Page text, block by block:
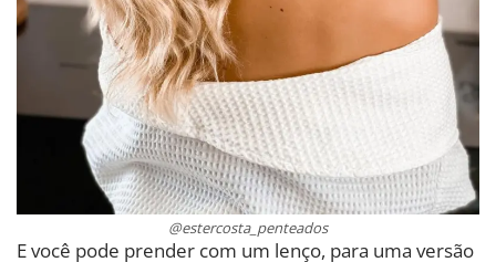
@estercosta_penteados
E você pode prender com um lenço, para uma versão